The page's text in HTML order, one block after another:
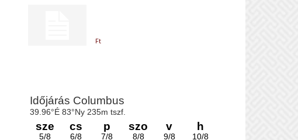
Ft